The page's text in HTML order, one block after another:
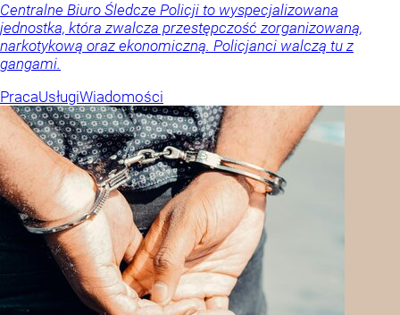
Centralne Biuro Śledcze Policji to wyspecjalizowana
jednostka, która zwalcza przestępczość zorganizowaną,
narkotykową oraz ekonomiczną. Policjanci walczą tu z
gangami.
PracaUsługiWiadomości